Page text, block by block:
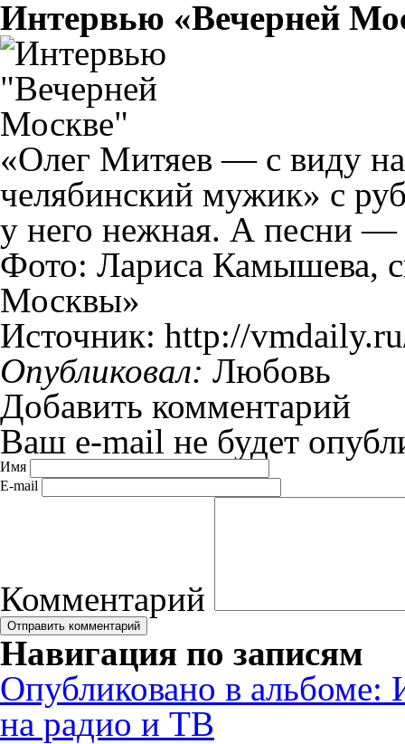
Интервью «Вечерней
«Олег Митяев — с виду
челябинский мужик» с
у него нежная. А песни —
Фото: Лариса Камышева,
Москвы»
Источник: http://
Опубликовал: Любовь
Добавить комментарий
Ваш e-mail не будет
Имя
E-mail
Комментарий
Навигация по записям
Опубликовано в альбоме:
на радио и ТВ